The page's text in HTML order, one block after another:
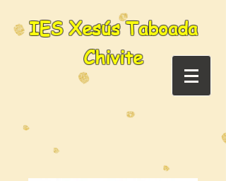
IES Xesús Taboada
Chivite